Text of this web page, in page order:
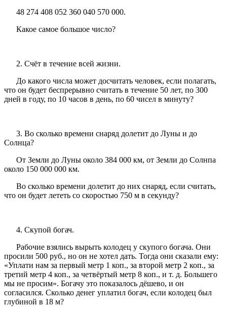
48 274 408 052 360 040 570 000.
Какое самое большое число?
2. Счёт в течение всей жизни.
До какого числа может досчитать человек, если полагать,
что он будет беспрерывно считать в течение 50 лет, по 300
дней в году, по 10 часов в день, по 60 чисел в минуту?
3. Во сколько времени снаряд долетит до Луны и до
Солнца?
От Земли до Луны около 384 000 км, от Земли до Солнпа
около 150 000 000 км.
Во сколько времени долетит до них снаряд, если считать,
что он будет лететь со скоростью 750 м в секунду?
4. Скупой богач.
Рабочие взялись вырыть колодец у скупого богача. Они
просили 500 руб., но он не хотел дать. Тогда они сказали ему:
«Уплати нам за первый метр 1 коп., за второй метр 2 коп., за
третий метр 4 коп., за четвёртый метр 8 коп., и т. д. Большего
мы не просим». Богачу это показалось дёшево, и он
согласился. Сколько денег уплатил богач, если колодец был
глубиной в 18 м?